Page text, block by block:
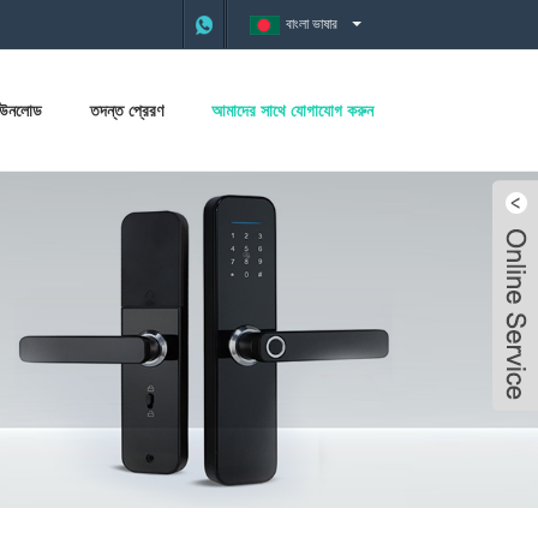
বাংলা ভাষার
তদন্ত প্রেরণ আমাদের সাথে যোগাযোগ করুন